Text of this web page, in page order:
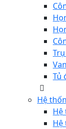
Tủ
Hệ
Hệ
Hệ